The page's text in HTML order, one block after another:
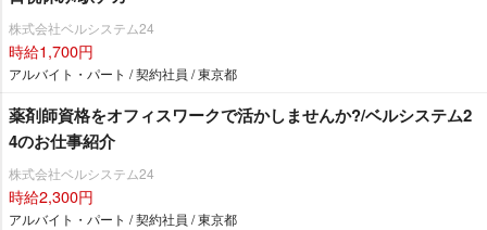
株式会社ベルシステム24
時給1,700円
アルバイト・パート / 契約社員 / 東京都
薬剤師資格をオフィスワークで活かしませんか?/ベルシステム2
4のお仕事紹介
株式会社ベルシステム24
時給2,300円
アルバイト・パート / 契約社員 / 東京都